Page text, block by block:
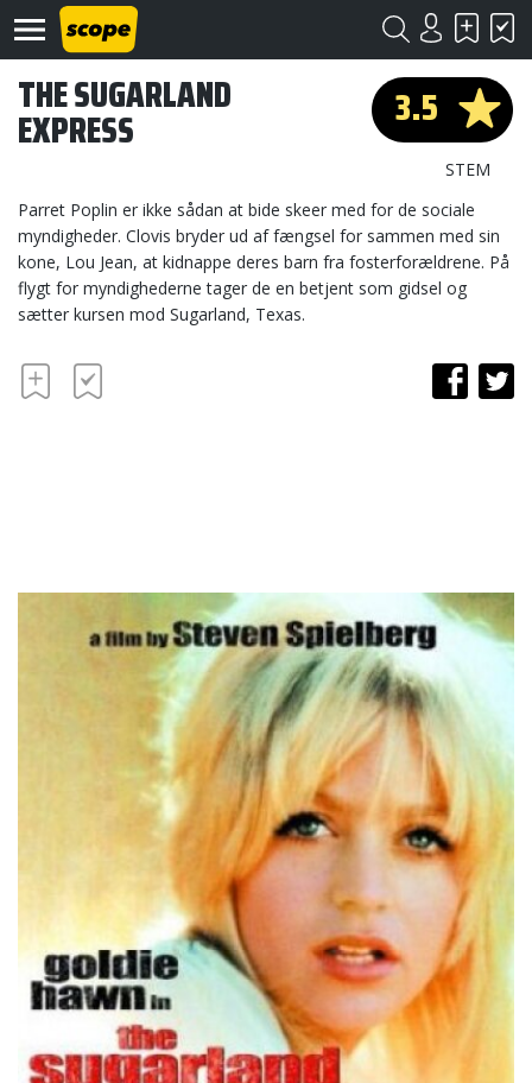
Om
Scope
3.5
STEM
THE SUGARLAND
EXPRESS
Parret Poplin er ikke sådan at bide skeer med for de sociale
myndigheder. Clovis bryder ud af fængsel for sammen med sin
kone, Lou Jean, at kidnappe deres barn fra fosterforældrene. På
flygt for myndighederne tager de en betjent som gidsel og
sætter kursen mod Sugarland, Texas.